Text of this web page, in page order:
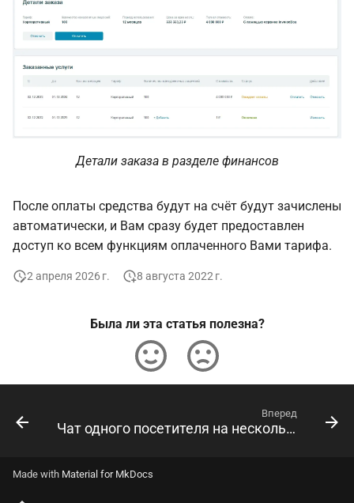
Детали заказа в разделе финансов
После оплаты средства будут на счёт будут зачислены
автоматически, и Вам сразу будет предоставлен
доступ ко всем функциям оплаченного Вами тарифа.
2 апреля 2026 г. 8 августа 2022 г.
Была ли эта статья полезна?
Вперед
Чат одного посетителя на нескольких устройствах
Made with Material for MkDocs